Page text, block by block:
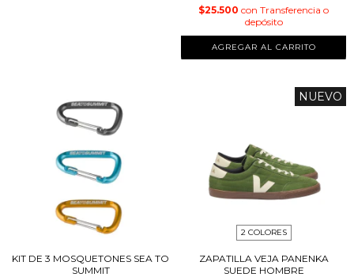
$25.500 con Transferencia o
depósito
KIT DE 3 MOSQUETONES SEA TO
SUMMIT
NUEVO
2 COLORES
ZAPATILLA VEJA PANENKA
SUEDE HOMBRE